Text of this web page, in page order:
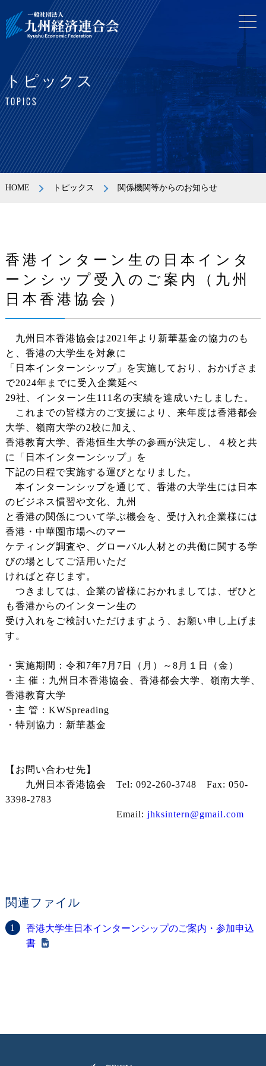
トピックス
TOPICS
HOME トピックス 関係機関等からのお知らせ
香港インターン生の日本インタ
ーンシップ受入のご案内（九州
日本香港協会）
九州日本香港協会は2021年より新華基金の協力のも
と、香港の大学生を対象に
「日本インターンシップ」を実施しており、おかげさま
で2024年までに受入企業延べ
29社、インターン生111名の実績を達成いたしました。
これまでの皆様方のご支援により、来年度は香港都会
大学、嶺南大学の2校に加え、
香港教育大学、香港恒生大学の参画が決定し、４校と共
に「日本インターンシップ」を
下記の日程で実施する運びとなりました。
本インターンシップを通じて、香港の大学生には日本
のビジネス慣習や文化、九州
と香港の関係について学ぶ機会を、受け入れ企業様には
香港・中華圏市場へのマー
ケティング調査や、グローバル人材との共働に関する学
びの場としてご活用いただ
ければと存じます。
つきましては、企業の皆様におかれましては、ぜひと
も香港からのインターン生の
受け入れをご検討いただけますよう、お願い申し上げま
す。
・実施期間：令和7年7月7日（月）～8月１日（金）
・主 催：九州日本香港協会、香港都会大学、嶺南大学、
香港教育大学
・主 管：KWSpreading
・特別協力：新華基金
【お問い合わせ先】
九州日本香港協会 Tel: 092-260-3748 Fax: 050-
3398-2783
Email: jhksintern@gmail.com
関連ファイル
香港大学生日本インターンシップのご案内・参加申込
書